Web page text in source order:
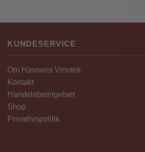
KUNDESERVICE
Om Havnens Vinotek
Kontakt
Handelsbetingelser
Shop
Privatlivspolitik